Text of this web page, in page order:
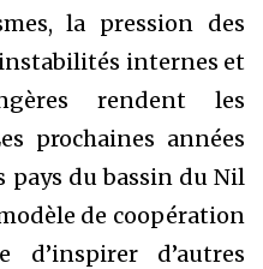
la pression des
internes et
rendent les
prochaines années
pays du bassin du Nil
de coopération
d’inspirer d’autres